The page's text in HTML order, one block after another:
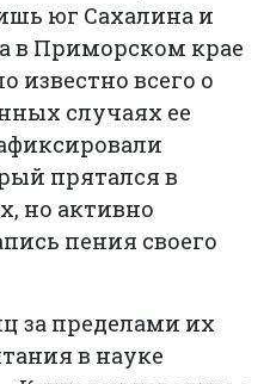
юг Сахалина и
в Приморском крае
известно всего о
случаях ее
прятался в
но активно
пения своего
за пределами их
в науке